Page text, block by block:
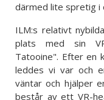
därmed lite spretig i
ILM:s relativt
plats med sin
Tatooine". Efter en
leddes vi var och
väntar och hjälper
består av ett VR-